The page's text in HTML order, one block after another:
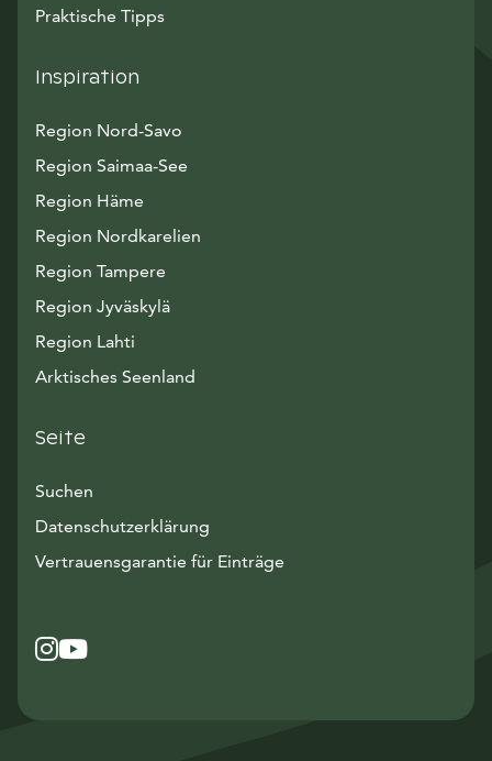
Praktische Tipps
Inspiration
Region Nord-Savo
Region Saimaa-See
Region Häme
Region Nordkarelien
Region Tampere
Region Jyväskylä
Region Lahti
Arktisches Seenland
Seite
Suchen
Datenschutzerklärung
Vertrauensgarantie für Einträge
Instagram
Avautuu uuteen ikkunaan
YouTube
Avautuu uuteen ikkunaan